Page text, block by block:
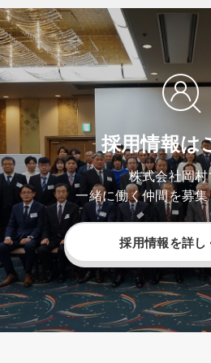
採用情報は
株式会社岡村
一緒に働く仲間を募
採用情報を詳し